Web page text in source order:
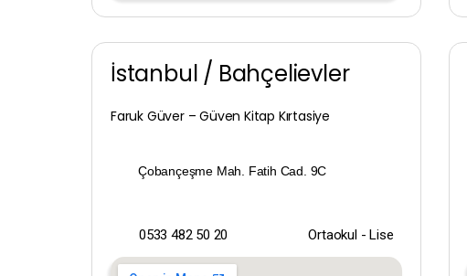
İstanbul / Bahçelievler
Faruk Güver – Güven Kitap Kırtasiye
Çobançeşme Mah. Fatih Cad. 9C
0533 482 50 20 Ortaokul - Lise